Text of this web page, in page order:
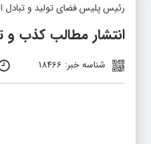
رئیس پلیس فضای تولید و تبادل
انتشار مطالب کذب
شناسه خبر: 18466